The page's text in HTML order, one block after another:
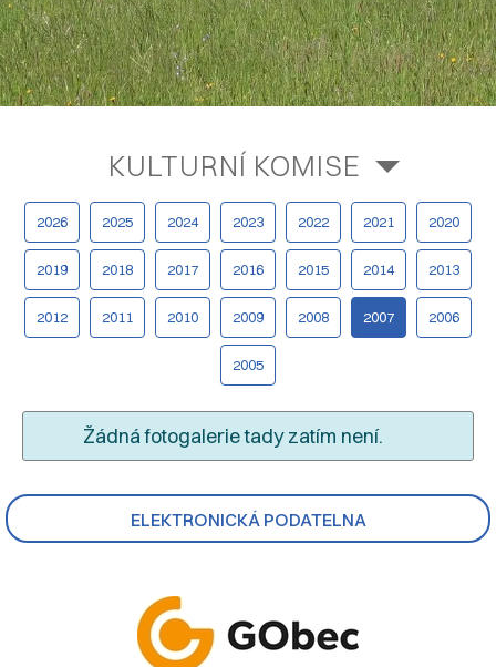
ELEKTRONICKÁ PODATELNA
KULTURNÍ KOMISE
2026 2025 2024 2023 2022 2021 2020
2019 2018 2017 2016 2015 2014 2013
2012 2011 2010 2009 2008 2007 2006
2005
Žádná fotogalerie tady zatím není.